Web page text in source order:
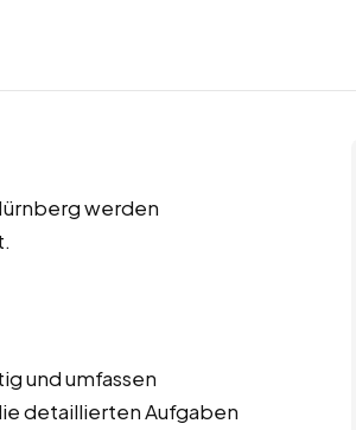
werden
und umfassen
detaillierten Aufgaben